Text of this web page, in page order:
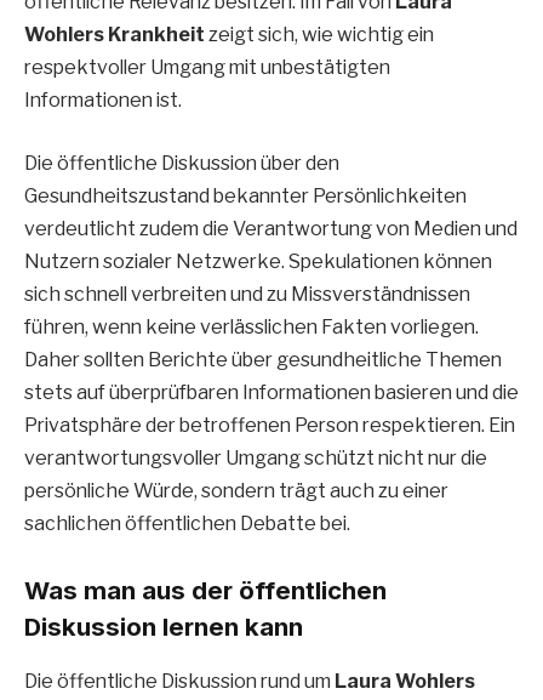
Wohlers Krankheit zeigt sich, wie wichtig ein
respektvoller Umgang mit unbestätigten
Informationen ist.
Die öffentliche Diskussion über den
Gesundheitszustand bekannter Persönlichkeiten
verdeutlicht zudem die Verantwortung von Medien und
Nutzern sozialer Netzwerke. Spekulationen können
sich schnell verbreiten und zu Missverständnissen
führen, wenn keine verlässlichen Fakten vorliegen.
Daher sollten Berichte über gesundheitliche Themen
stets auf überprüfbaren Informationen basieren und die
Privatsphäre der betroffenen Person respektieren. Ein
verantwortungsvoller Umgang schützt nicht nur die
persönliche Würde, sondern trägt auch zu einer
sachlichen öffentlichen Debatte bei.
Was man aus der öffentlichen
Diskussion lernen kann
Die öffentliche Diskussion rund um Laura Wohlers